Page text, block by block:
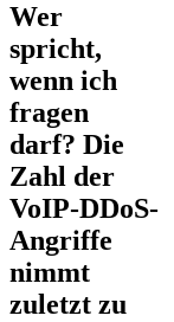
Wer
spricht,
wenn ich
fragen
darf? Die
Zahl der
VoIP-DDoS-
Angriffe
nimmt
zuletzt zu